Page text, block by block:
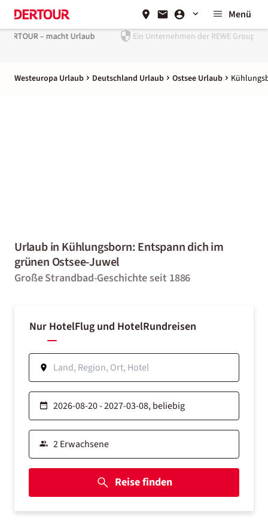
Menü
Ein Unternehmen der REWE Group
Westeuropa Urlaub Deutschland Urlaub Ostsee Urlaub
Urlaub in Kühlungsborn: Entspann dich im
grünen Ostsee-Juwel
Große Strandbad-Geschichte seit 1886
Nur HotelFlug und HotelRundreisen
Reise finden